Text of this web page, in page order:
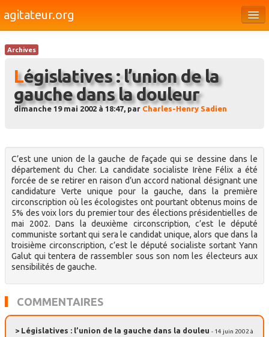
agitateur.org
Société
Culture
Brèves
Archives
Législatives : l’union de la
gauche dans la douleur
dimanche 19 mai 2002 à 18:47, par Charles-Henry Sadien
C’est une union de la gauche de façade qui se dessine dans le
département du Cher. La candidate socialiste Irène Félix a été
forcée de se retirer en raison d’un accord national désignant une
candidature Verte unique pour la gauche, dans la première
circonscription où les écologistes ont pourtant obtenus moins de
5% des voix lors du premier tour des élections présidentielles de
mai 2002. Dans la deuxième circonscription, c’est le député
communiste sortant qui sera le candidat unique, alors que dans la
troisième circonscription, c’est le député socialiste sortant Yann
Galut qui tentera de rassembler sous son nom les électeurs aux
sensibilités de gauche.
COMMENTAIRES
> Législatives : l’union de la gauche dans la douleu - 14 juin 2002 à